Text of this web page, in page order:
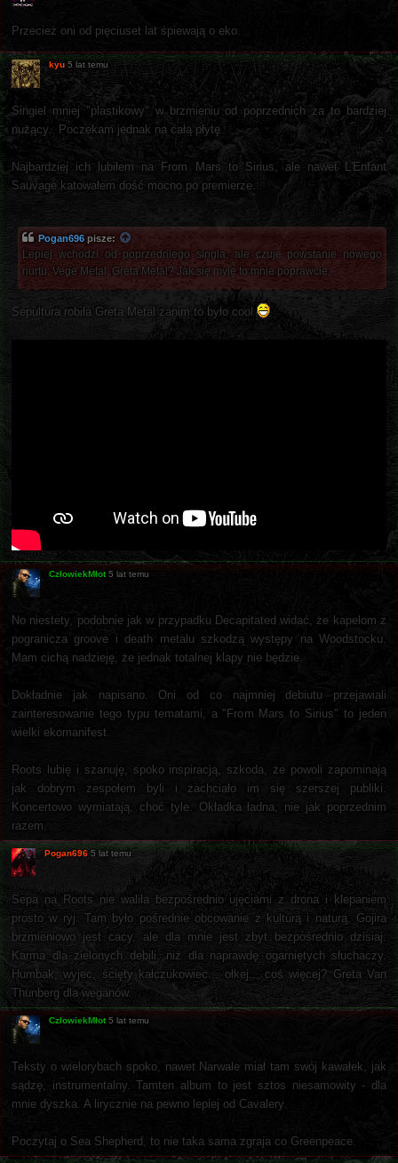
Przecież oni od pięciuset lat śpiewają o eko.
kyu 5 lat temu
Singiel mniej "plastikowy" w brzmieniu od poprzednich za to bardziej
nużący.. Poczekam jednak na całą płytę.
Najbardziej ich lubiłem na From Mars to Sirius, ale nawet L'Enfant
Sauvage katowałem dość mocno po premierze.
Pogan696 pisze:
Lepiej wchodzi od poprzedniego singla, ale czuje powstanie nowego
nurtu. Vege Metal, Greta Metal? Jak się mylę to mnie poprawcie.
Sepultura robiła Greta Metal zanim to było cool
CzłowiekMłot 5 lat temu
No niestety, podobnie jak w przypadku Decapitated widać, że kapelom z
pogranicza groove i death metalu szkodzą występy na Woodstocku.
Mam cichą nadzieję, że jednak totalnej klapy nie będzie.
Dokładnie jak napisano. Oni od co najmniej debiutu przejawiali
zainteresowanie tego typu tematami, a "From Mars to Sirius" to jeden
wielki ekomanifest.
Roots lubię i szanuję, spoko inspiracją, szkoda, że powoli zapominają
jak dobrym zespołem byli i zachciało im się szerszej publiki.
Koncertowo wymiatają, choć tyle. Okładka ładna, nie jak poprzednim
razem.
Pogan696 5 lat temu
Sepa na Roots nie waliła bezpośrednio ujęciami z drona i klepaniem
prosto w ryj. Tam było pośrednie obcowanie z kulturą i naturą. Gojira
brzmieniowo jest cacy, ale dla mnie jest zbyt bezpośrednio dzisiaj.
Karma dla zielonych debili, niż dla naprawdę ogarniętych słuchaczy.
Humbak, wyjec, ścięty kałczukowiec... ołkej... coś więcej? Greta Van
Thunberg dla weganów.
CzłowiekMłot 5 lat temu
Teksty o wielorybach spoko, nawet Narwale miał tam swój kawałek, jak
sądzę, instrumentalny. Tamten album to jest sztos niesamowity - dla
mnie dyszka. A lirycznie na pewno lepiej od Cavalery.
Poczytaj o Sea Shepherd, to nie taka sama zgraja co Greenpeace.